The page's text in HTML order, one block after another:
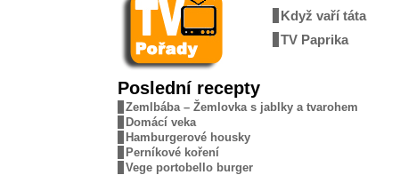
Když vaří táta
TV Paprika
Poslední recepty
Zemlbába – Žemlovka s jablky a tvarohem
Domácí veka
Hamburgerové housky
Perníkové koření
Vege portobello burger